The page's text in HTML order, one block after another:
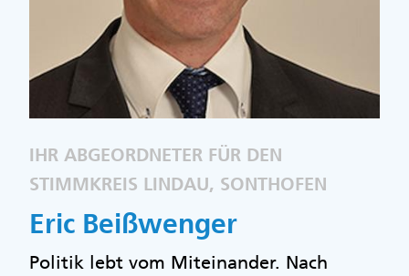
IHR ABGEORDNETER FÜR DEN
STIMMKREIS LINDAU, SONTHOFEN
Eric Beißwenger
Politik lebt vom Miteinander. Nach